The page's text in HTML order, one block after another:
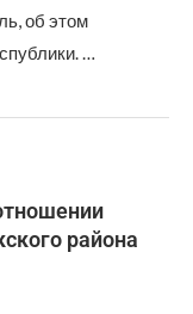
об этом
…
района